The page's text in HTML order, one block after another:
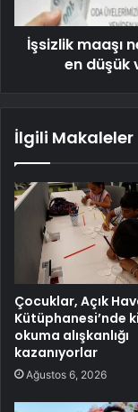
İşsizlik maaşı
en düşük
İlgili Makaleler
Çocuklar, Açık
Kütüphanesi’nde
okuma alışkanlığı
kazanıyorlar
Ağustos 6, 2026